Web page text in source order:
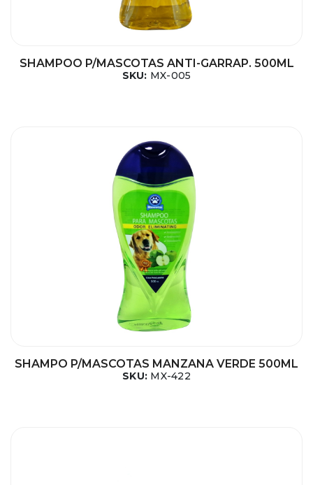
SHAMPOO P/MASCOTAS ANTI-GARRAP. 500ML
SKU: MX-005
SHAMPO P/MASCOTAS MANZANA VERDE 500ML
SKU: MX-422